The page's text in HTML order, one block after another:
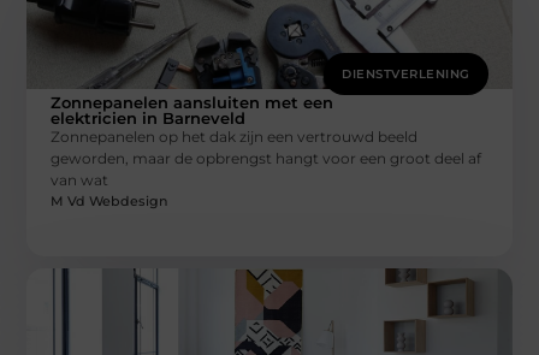
DIENSTVERLENING
Zonnepanelen aansluiten met een
elektricien in Barneveld
Zonnepanelen op het dak zijn een vertrouwd beeld
geworden, maar de opbrengst hangt voor een groot deel af
van wat
M Vd Webdesign